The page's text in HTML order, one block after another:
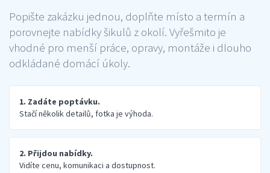
Popište zakázku jednou, doplňte místo a termín a
porovnejte nabídky šikulů z okolí. Vyřešmito je
vhodné pro menší práce, opravy, montáže i dlouho
odkládané domácí úkoly.
1. Zadáte poptávku.
Stačí několik detailů, fotka je výhoda.
2. Přijdou nabídky.
Vidíte cenu, komunikaci a dostupnost.